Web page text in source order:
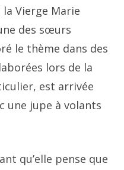
Vierge Marie
des sœurs
le thème dans des
lors de la
est arrivée
une jupe à volants
qu’elle pense que